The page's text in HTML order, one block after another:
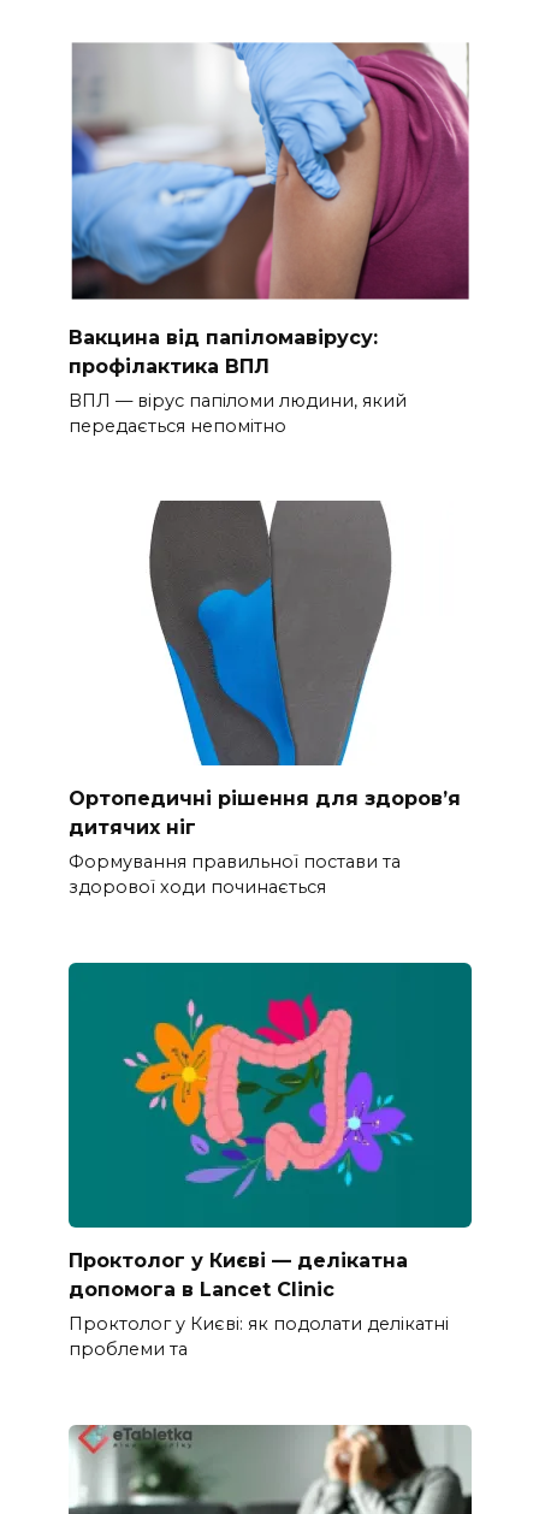
Вакцина від папіломавірусу:
профілактика ВПЛ
ВПЛ — вірус папіломи людини, який
передається непомітно
Ортопедичні рішення для здоров’я
дитячих ніг
Формування правильної постави та
здорової ходи починається
Проктолог у Києві — делікатна
допомога в Lancet Clinic
Проктолог у Києві: як подолати делікатні
проблеми та